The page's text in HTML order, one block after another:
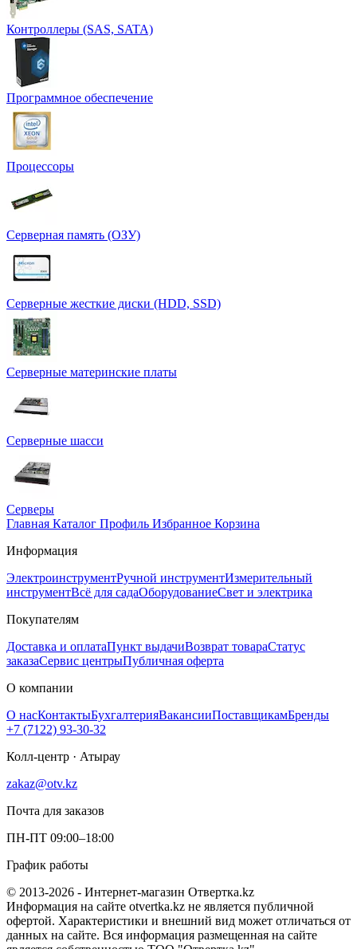
Контроллеры (SAS, SATA)
Программное обеспечение
Процессоры
Серверная память (ОЗУ)
Серверные жесткие диски (HDD, SSD)
Серверные материнские платы
Серверные шасси
Серверы
Главная Каталог Профиль Избранное Корзина
Информация
ЭлектроинструментРучной инструментИзмерительный
инструментВсё для садаОборудованиеСвет и электрика
Покупателям
Доставка и оплатаПункт выдачиВозврат товараСтатус
заказаСервис центрыПубличная оферта
О компании
О насКонтактыБухгалтерияВакансииПоставщикамБренды
+7 (7122) 93-30-32
Колл-центр · Атырау
zakaz@otv.kz
Почта для заказов
ПН-ПТ 09:00–18:00
График работы
© 2013-2026 - Интернет-магазин Отвертка.kz
Информация на сайте otvertka.kz не является публичной
офертой. Характеристики и внешний вид может отличаться от
данных на сайте. Вся информация размещенная на сайте